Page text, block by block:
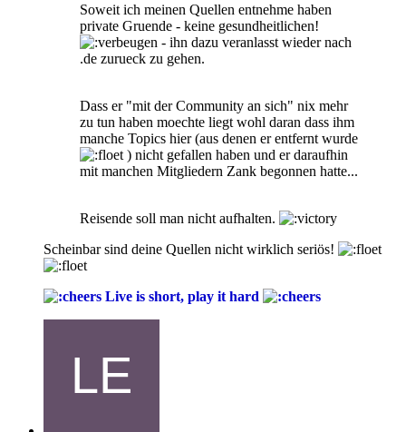
Soweit ich meinen Quellen entnehme haben
private Gruende - keine gesundheitlichen!
- ihn dazu veranlasst wieder nach
.de zurueck zu gehen.
Dass er "mit der Community an sich" nix mehr
zu tun haben moechte liegt wohl daran dass ihm
manche Topics hier (aus denen er entfernt wurde
) nicht gefallen haben und er daraufhin
mit manchen Mitgliedern Zank begonnen hatte...
Reisende soll man nicht aufhalten.
Scheinbar sind deine Quellen nicht wirklich seriös!
Live is short, play it hard